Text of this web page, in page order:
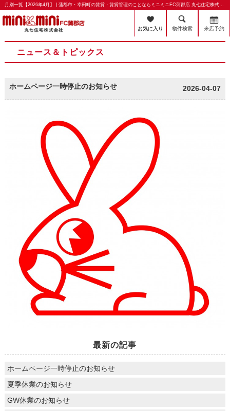
月別一覧【2026年4月】 | 蒲郡市・幸田町の賃貸・賃貸管理のことならミニミニFC蒲郡店 丸七住宅株式会社
お気に入り 物件検索 来店予約
ニュース＆トピックス
ホームページ一時停止のお知らせ 2026-04-07
最新の記事
ホームページ一時停止のお知らせ
夏季休業のお知らせ
GW休業のお知らせ